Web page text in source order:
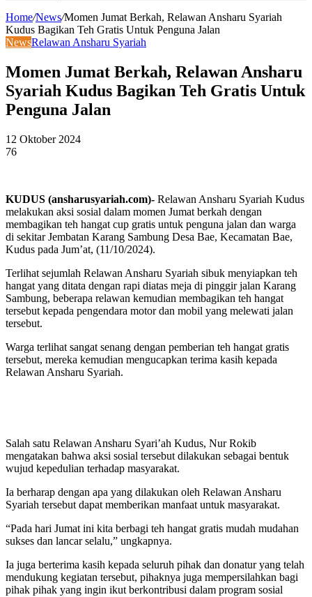
Home/News/Momen Jumat Berkah, Relawan Ansharu Syariah
Kudus Bagikan Teh Gratis Untuk Penguna Jalan
NewsRelawan Ansharu Syariah
Momen Jumat Berkah, Relawan Ansharu
Syariah Kudus Bagikan Teh Gratis Untuk
Penguna Jalan
12 Oktober 2024
76
KUDUS (ansharusyariah.com)- Relawan Ansharu Syariah Kudus
melakukan aksi sosial dalam momen Jumat berkah dengan
membagikan teh hangat cup gratis untuk penguna jalan dan warga
di sekitar Jembatan Karang Sambung Desa Bae, Kecamatan Bae,
Kudus pada Jum’at, (11/10/2024).
Terlihat sejumlah Relawan Ansharu Syariah sibuk menyiapkan teh
hangat yang ditata dengan rapi diatas meja di pinggir jalan Karang
Sambung, beberapa relawan kemudian membagikan teh hangat
tersebut kepada pengendara motor dan mobil yang melewati jalan
tersebut.
Warga terlihat sangat senang dengan pemberian teh hangat gratis
tersebut, mereka kemudian mengucapkan terima kasih kepada
Relawan Ansharu Syariah.
Salah satu Relawan Ansharu Syari’ah Kudus, Nur Rokib
mengatakan bahwa aksi sosial tersebut dilakukan sebagai bentuk
wujud kepedulian terhadap masyarakat.
Ia berharap dengan apa yang dilakukan oleh Relawan Ansharu
Syariah tersebut dapat memberikan manfaat untuk masyarakat.
“Pada hari Jumat ini kita berbagi teh hangat gratis mudah mudahan
sukses dan lancar selalu,” ungkapnya.
Ia juga berterima kasih kepada seluruh pihak dan donatur yang telah
mendukung kegiatan tersebut, pihaknya juga mempersilahkan bagi
pihak pihak yang ingin ikut berkontribusi dalam program sosial